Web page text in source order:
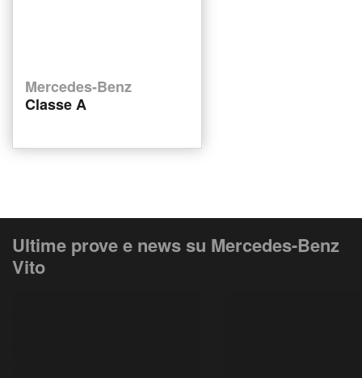
Mercedes-Benz
Classe A
Ultime prove e news su Mercedes-Benz
Vito